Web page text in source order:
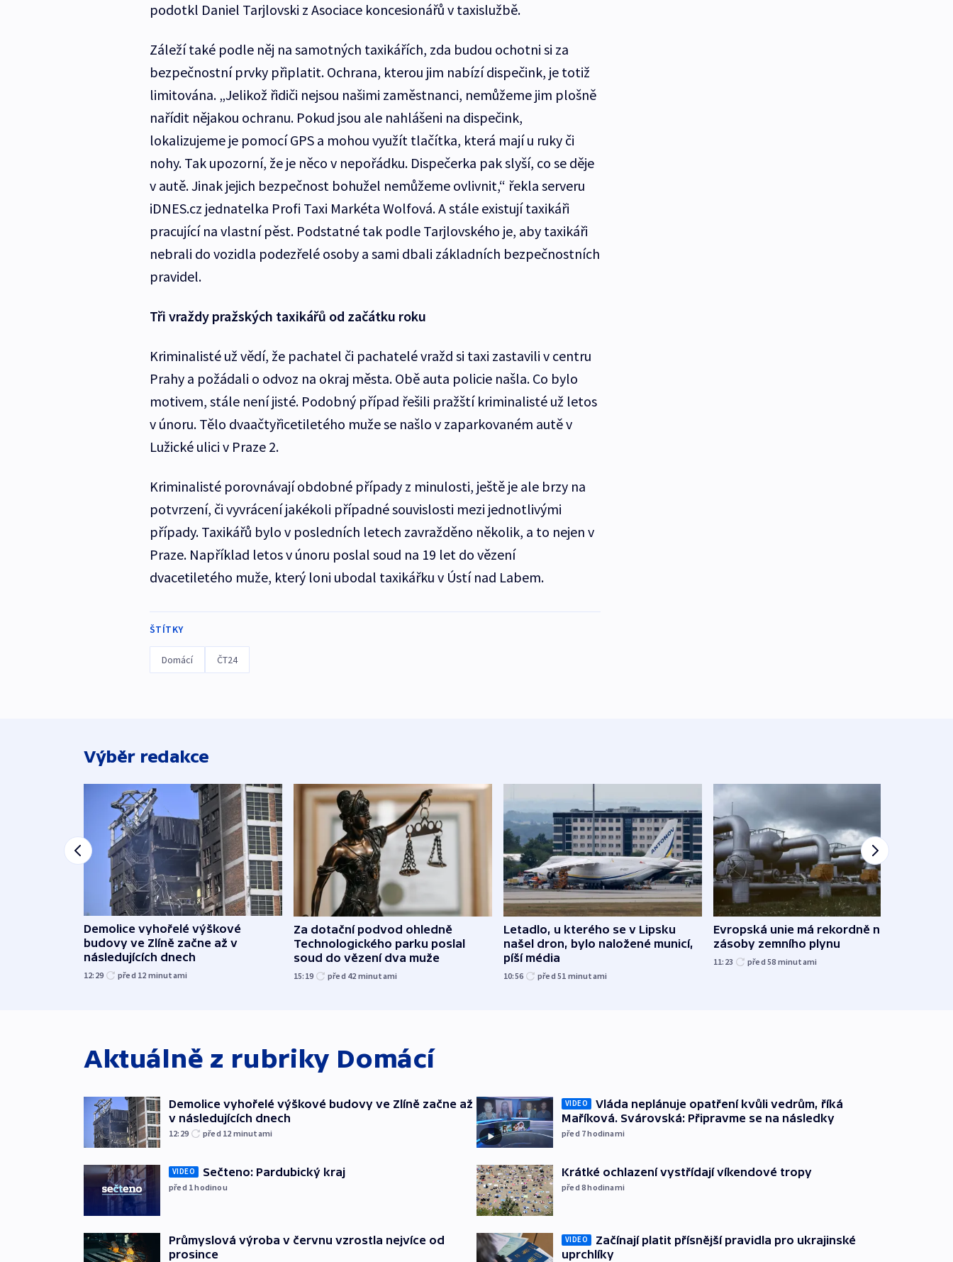
podotkl Daniel Tarjlovski z Asociace koncesionářů v taxislužbě.
Záleží také podle něj na samotných taxikářích, zda budou ochotni si za
bezpečnostní prvky připlatit. Ochrana, kterou jim nabízí dispečink, je totiž
limitována. „Jelikož řidiči nejsou našimi zaměstnanci, nemůžeme jim plošně
nařídit nějakou ochranu. Pokud jsou ale nahlášeni na dispečink,
lokalizujeme je pomocí GPS a mohou využít tlačítka, která mají u ruky či
nohy. Tak upozorní, že je něco v nepořádku. Dispečerka pak slyší, co se děje
v autě. Jinak jejich bezpečnost bohužel nemůžeme ovlivnit,“ řekla serveru
iDNES.cz jednatelka Profi Taxi Markéta Wolfová. A stále existují taxikáři
pracující na vlastní pěst. Podstatné tak podle Tarjlovského je, aby taxikáři
nebrali do vozidla podezřelé osoby a sami dbali základních bezpečnostních
pravidel.
Tři vraždy pražských taxikářů od začátku roku
Kriminalisté už vědí, že pachatel či pachatelé vražd si taxi zastavili v centru
Prahy a požádali o odvoz na okraj města. Obě auta policie našla. Co bylo
motivem, stále není jisté. Podobný případ řešili pražští kriminalisté už letos
v únoru. Tělo dvaačtyřicetiletého muže se našlo v zaparkovaném autě v
Lužické ulici v Praze 2.
Kriminalisté porovnávají obdobné případy z minulosti, ještě je ale brzy na
potvrzení, či vyvrácení jakékoli případné souvislosti mezi jednotlivými
případy. Taxikářů bylo v posledních letech zavražděno několik, a to nejen v
Praze. Například letos v únoru poslal soud na 19 let do vězení
dvacetiletého muže, který loni ubodal taxikářku v Ústí nad Labem.
ŠTÍTKY
Domácí ČT24
Výběr redakce
Demolice vyhořelé výškové
budovy ve Zlíně začne až v
následujících dnech
12:29 před 12 minutami
Za dotační podvod ohledně
Technologického parku poslal
soud do vězení dva muže
15:19 před 42 minutami
Letadlo, u kterého se v Lipsku
našel dron, bylo naložené municí,
píší média
10:56 před 51 minutami
Evropská unie má rekordně nízké
zásoby zemního plynu
11:23 před 58 minutami
Aktuálně z rubriky Domácí
Demolice vyhořelé výškové budovy ve Zlíně začne až
v následujících dnech
12:29 před 12 minutami
VIDEO Sečteno: Pardubický kraj
před 1hodinou
Průmyslová výroba v červnu vzrostla nejvíce od
prosince
VIDEO
Vláda neplánuje opatření kvůli vedrům, říká
Maříková. Svárovská: Připravme se na následky
před 7hodinami
Krátké ochlazení vystřídají víkendové tropy
před 8hodinami
VIDEO
Začínají platit přísnější pravidla pro ukrajinské
uprchlíky